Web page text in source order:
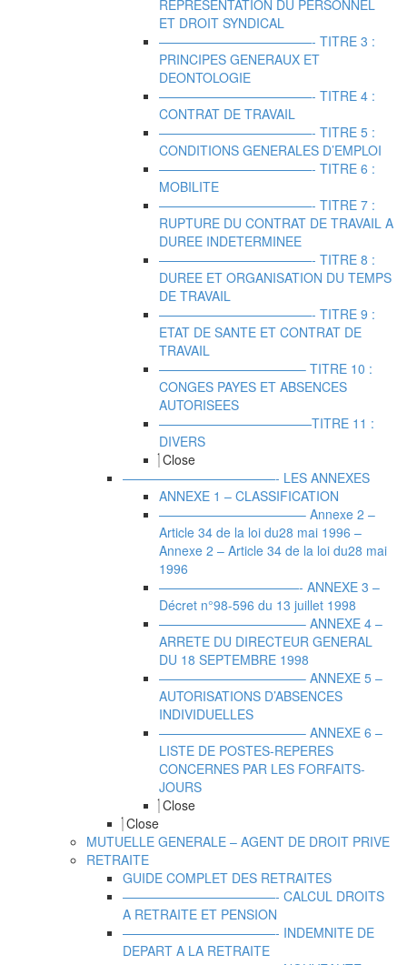
REPRESENTATION DU PERSONNEL
ET DROIT SYNDICAL
————————————- TITRE 3 :
PRINCIPES GENERAUX ET
DEONTOLOGIE
————————————- TITRE 4 :
CONTRAT DE TRAVAIL
————————————- TITRE 5 :
CONDITIONS GENERALES D’EMPLOI
————————————- TITRE 6 :
MOBILITE
————————————- TITRE 7 :
RUPTURE DU CONTRAT DE TRAVAIL A
DUREE INDETERMINEE
————————————- TITRE 8 :
DUREE ET ORGANISATION DU TEMPS
DE TRAVAIL
————————————- TITRE 9 :
ETAT DE SANTE ET CONTRAT DE
TRAVAIL
———————————– TITRE 10 :
CONGES PAYES ET ABSENCES
AUTORISEES
————————————TITRE 11 :
DIVERS
Close
————————————- LES ANNEXES
ANNEXE 1 – CLASSIFICATION
———————————– Annexe 2 –
Article 34 de la loi du28 mai 1996 –
Annexe 2 – Article 34 de la loi du28 mai
1996
———————————- ANNEXE 3 –
Décret n°98-596 du 13 juillet 1998
———————————– ANNEXE 4 –
ARRETE DU DIRECTEUR GENERAL
DU 18 SEPTEMBRE 1998
———————————– ANNEXE 5 –
AUTORISATIONS D’ABSENCES
INDIVIDUELLES
———————————– ANNEXE 6 –
LISTE DE POSTES-REPERES
CONCERNES PAR LES FORFAITS-
JOURS
Close
Close
MUTUELLE GENERALE – AGENT DE DROIT PRIVE
RETRAITE
GUIDE COMPLET DES RETRAITES
————————————- CALCUL DROITS
A RETRAITE ET PENSION
————————————- INDEMNITE DE
DEPART A LA RETRAITE